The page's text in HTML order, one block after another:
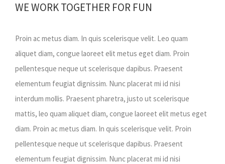
WE WORK TOGETHER FOR FUN
Proin ac metus diam. In quis scelerisque velit. Leo quam
aliquet diam, congue laoreet elit metus eget diam. Proin
pellentesque neque ut scelerisque dapibus. Praesent
elementum feugiat dignissim. Nunc placerat mi id nisi
interdum mollis. Praesent pharetra, justo ut scelerisque
mattis, leo quam aliquet diam, congue laoreet elit metus eget
diam. Proin ac metus diam. In quis scelerisque velit. Proin
pellentesque neque ut scelerisque dapibus. Praesent
elementum feugiat dignissim. Nunc placerat mi id nisi